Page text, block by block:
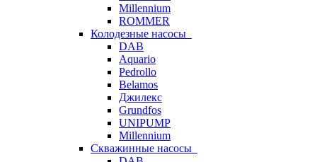
Millennium
ROMMER
Колодезные насосы
DAB
Aquario
Pedrollo
Belamos
Джилекс
Grundfos
UNIPUMP
Millennium
Скважинные насосы